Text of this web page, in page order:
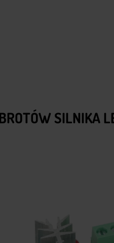
SILNIKA